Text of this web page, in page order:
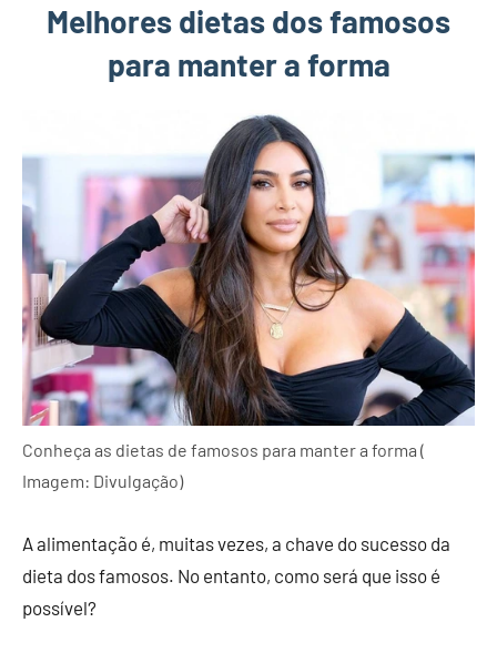
Melhores dietas dos famosos
para manter a forma
Conheça as dietas de famosos para manter a forma (
Imagem: Divulgação)
A alimentação é, muitas vezes, a chave do sucesso da
dieta dos famosos. No entanto, como será que isso é
possível?